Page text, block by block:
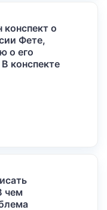
о
Фете,
о его
конспекте
чем